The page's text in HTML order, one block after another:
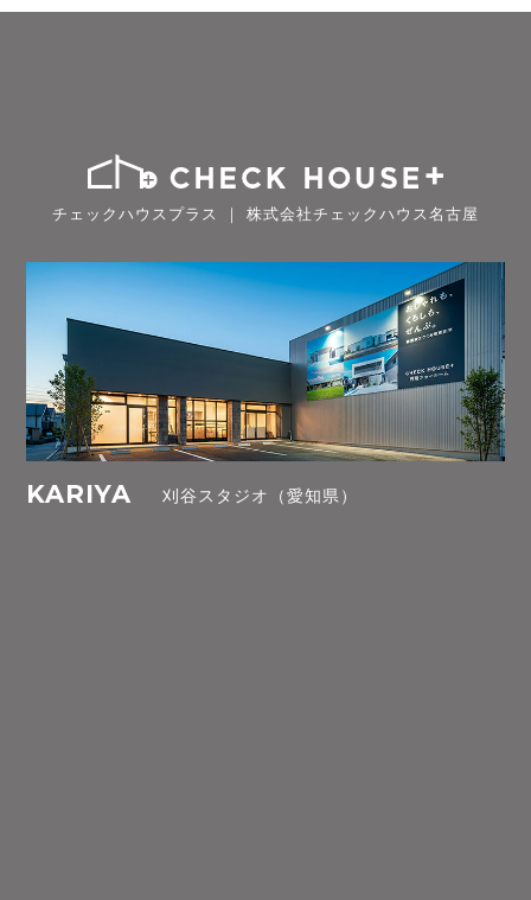
チェックハウスプラス ｜ 株式会社チェックハウス名古屋
KARIYA 刈谷スタジオ（愛知県）